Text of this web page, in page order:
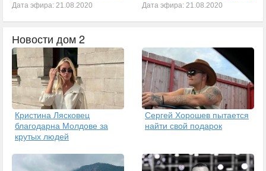
Дата эфира: 21.08.2020 Дата эфира: 21.08.2020
Новости дом 2
Кристина Лясковец
благодарна Молдове за
крутых людей
Сергей Хорошев пытается
найти свой подарок